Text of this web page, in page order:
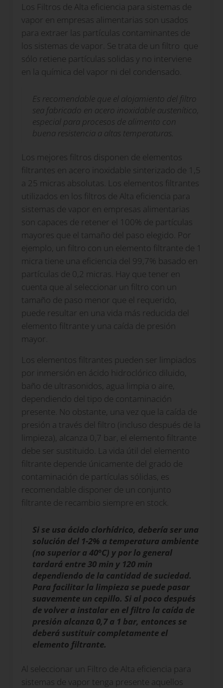
Los Filtros de Alta eficiencia para sistemas de
vapor en empresas alimentarias son usados
para extraer las partículas contaminantes de
los sistemas de vapor. Se trata de un filtro que
sólo retiene partículas solidas y no interviene
en la química del vapor ni del condensado.
Es recomendable que el alojamiento del filtro
sea fabricado en acero inoxidable austenítico,
especial para procesos de alimento con
buena resistencia a altas temperaturas.
Los mejores filtros disponen de elementos
filtrantes en acero inoxidable sinterizado de 1,5
a 25 micras absolutas. Los elementos filtrantes
utilizados en los filtros de Alta eficiencia para
sistemas de vapor en empresas alimentarias
son capaces de retener el 100% de partículas
mayores que el tamaño del paso elegido. Por
ejemplo, un filtro con un elemento filtrante de 1
micra tiene una eficiencia del 99,7% basado en
partículas de 0,2 micras. Hay que tener en
cuenta que al seleccionar un filtro con un
tamaño de paso menor que el requerido,
puede resultar en una vida más reducida del
elemento filtrante y una caída de presión
mayor.
Los elementos filtrantes pueden ser limpiados
por inmersión en ácido hidroclórico diluido,
baño de ultrasonidos, agua limpia o aire,
dependiendo del tipo de contaminación
presente. No obstante, una vez que la caída de
presión a través del filtro (incluso después de la
limpieza), alcanza 0,7 bar, el elemento filtrante
debe ser sustituido. La vida útil del elemento
filtrante depende únicamente del grado de
contaminación de partículas sólidas, es
recomendable disponer de un conjunto
filtrante de recambio siempre en stock.
Si se usa ácido clorhídrico, debería ser una
solución del 1-2% a temperatura ambiente
(no superior a 40°C) y por lo general
tardará entre 30 min y 120 min
dependiendo de la cantidad de suciedad.
Para facilitar la limpieza se puede pasar
suavemente un cepillo. Si al poco después
de volver a instalar en el filtro la caída de
presión alcanza 0,7 a 1 bar, entonces se
deberá sustituir completamente el
elemento filtrante.
Al seleccionar un Filtro de Alta eficiencia para
sistemas de vapor tenga presente aquellos